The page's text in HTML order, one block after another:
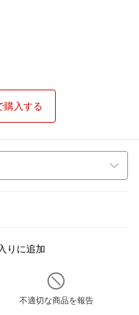
購入する
りに追加
不適切な商品を報告